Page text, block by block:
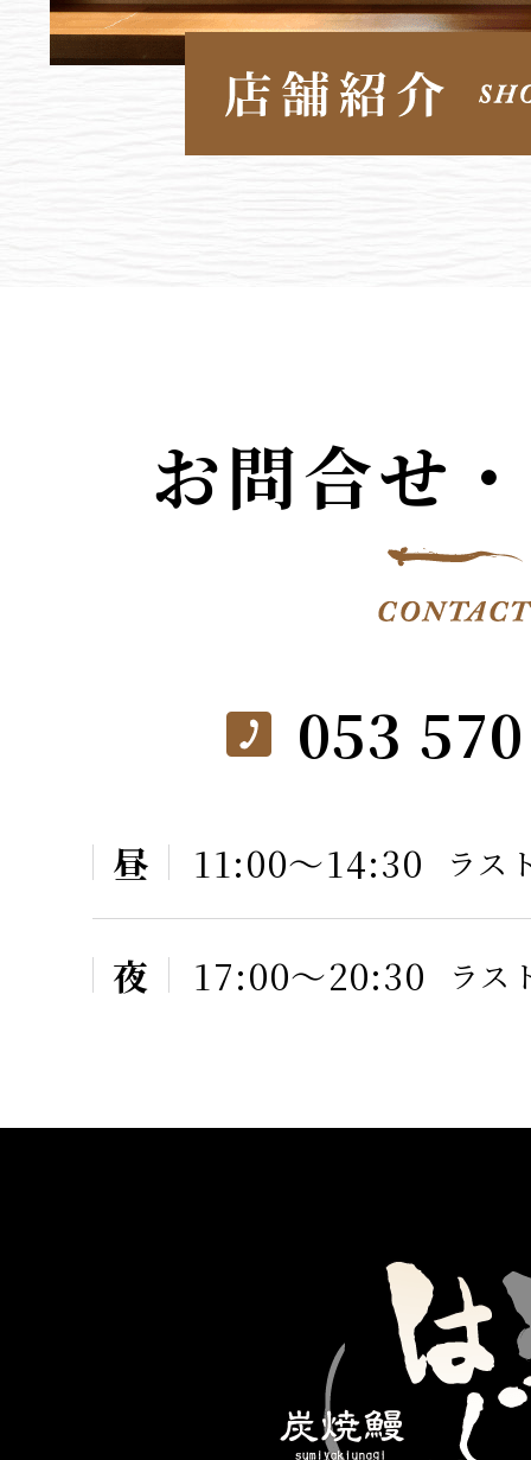
お問合せ
053
昼 11:00〜14:30 ラス
夜 17:00〜20:30 ラス